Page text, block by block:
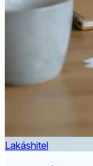
Lakáshitel